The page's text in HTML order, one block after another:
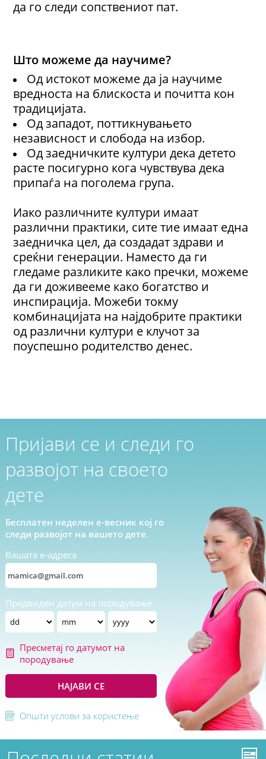
да го следи сопствениот пат.
Што можеме да научиме?
Од истокот можеме да ја научиме
вредноста на блискоста и почитта кон
традицијата.
Од западот, поттикнувањето
независност и слобода на избор.
Од заедничките култури дека детето
расте посигурно кога чувствува дека
припаѓа на поголема група.
Иако различните култури имаат
различни практики, сите тие имаат една
заедничка цел, да создадат здрави и
среќни генерации. Наместо да ги
гледаме разликите како пречки, можеме
да ги доживееме како богатство и
инспирација. Можеби токму
комбинацијата на најдобрите практики
од различни култури е клучот за
поуспешно родителство денес.
Пријави се и следи го
развојот на своето
дете
Бесплатен неделен е-весник кој го
следи развојот на вашето дете.
Вашата е-адреса
Предвиден датум на породување
Пресметај го датумот на
породување
НАЈАВИ СЕ
Општи услови за користење